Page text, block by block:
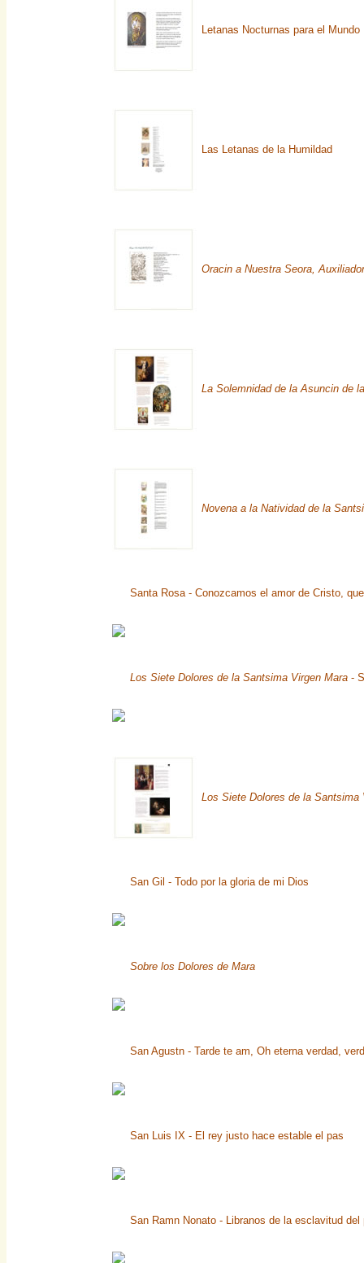
Letanas Nocturnas para el Mundo
Las Letanas de la Humildad
Oracin a Nuestra Seora,
La Solemnidad de la Asuncin de
Novena a la Natividad de la
Santa Rosa - Conozcamos el amor de Cristo,
Los Siete Dolores de la Santsima Virgen Mara -
Los Siete Dolores de la Santsima
San Gil - Todo por la gloria de mi Dios
Sobre los Dolores de Mara
San Agustn - Tarde te am, Oh eterna verdad,
San Luis IX - El rey justo hace estable el pas
San Ramn Nonato - Libranos de la esclavitud del